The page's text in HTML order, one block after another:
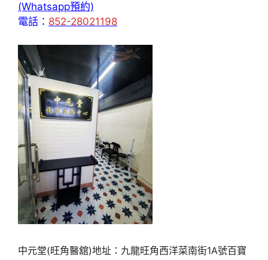
(Whatsapp預約)
電話： 852-28021198
中元堂(旺角醫舘)地址：九龍旺角西洋菜南街1A號百寶